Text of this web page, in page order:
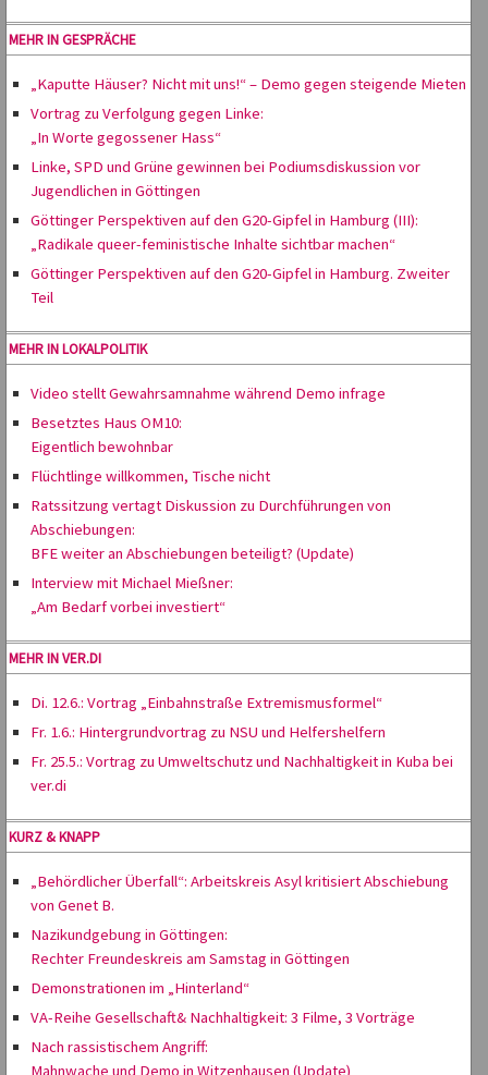
MEHR IN GESPRÄCHE
„Kaputte Häuser? Nicht mit uns!“ – Demo gegen steigende Mieten
Vortrag zu Verfolgung gegen Linke:
„In Worte gegossener Hass“
Linke, SPD und Grüne gewinnen bei Podiumsdiskussion vor
Jugendlichen in Göttingen
Göttinger Perspektiven auf den G20-Gipfel in Hamburg (III):
„Radikale queer-feministische Inhalte sichtbar machen“
Göttinger Perspektiven auf den G20-Gipfel in Hamburg. Zweiter
Teil
MEHR IN LOKALPOLITIK
Video stellt Gewahrsamnahme während Demo infrage
Besetztes Haus OM10:
Eigentlich bewohnbar
Flüchtlinge willkommen, Tische nicht
Ratssitzung vertagt Diskussion zu Durchführungen von
Abschiebungen:
BFE weiter an Abschiebungen beteiligt? (Update)
Interview mit Michael Mießner:
„Am Bedarf vorbei investiert“
MEHR IN VER.DI
Di. 12.6.: Vortrag „Einbahnstraße Extremismusformel“
Fr. 1.6.: Hintergrundvortrag zu NSU und Helfershelfern
Fr. 25.5.: Vortrag zu Umweltschutz und Nachhaltigkeit in Kuba bei
ver.di
KURZ & KNAPP
„Behördlicher Überfall“: Arbeitskreis Asyl kritisiert Abschiebung
von Genet B.
Nazikundgebung in Göttingen:
Rechter Freundeskreis am Samstag in Göttingen
Demonstrationen im „Hinterland“
VA-Reihe Gesellschaft& Nachhaltigkeit: 3 Filme, 3 Vorträge
Nach rassistischem Angriff:
Mahnwache und Demo in Witzenhausen (Update)